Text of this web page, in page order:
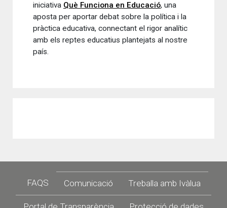
iniciativa Què Funciona en Educació, una
aposta per aportar debat sobre la política i la
pràctica educativa, connectant el rigor analític
amb els reptes educatius plantejats al nostre
país.
Footer
FAQS Comunicació Treballa amb Ivàlua